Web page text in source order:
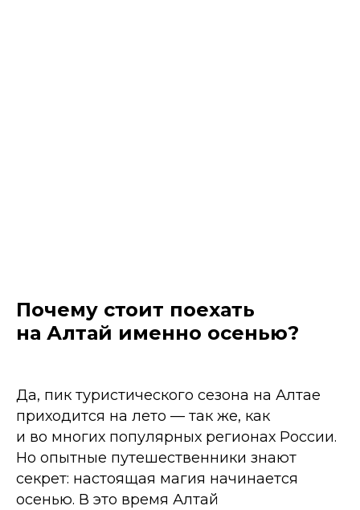
Почему стоит поехать
на Алтай именно осенью?
Да, пик туристического сезона на Алтае
приходится на лето — так же, как
и во многих популярных регионах России.
Но опытные путешественники знают
секрет: настоящая магия начинается
осенью. В это время Алтай